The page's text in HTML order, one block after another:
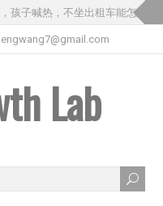
子喊热，不坐出租车能怎么办？
Lab